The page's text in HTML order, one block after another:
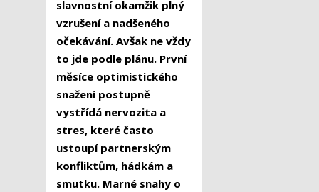
slavnostní okamžik plný
vzrušení a nadšeného
očekávání. Avšak ne vždy
to jde podle plánu. První
měsíce optimistického
snažení postupně
vystřídá nervozita a
stres, které často
ustoupí partnerským
konfliktům, hádkám a
smutku. Marné snahy o